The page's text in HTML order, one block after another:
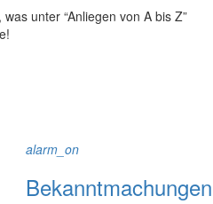
unter “Anliegen von A bis Z”
alarm_on
Bekanntmachungen